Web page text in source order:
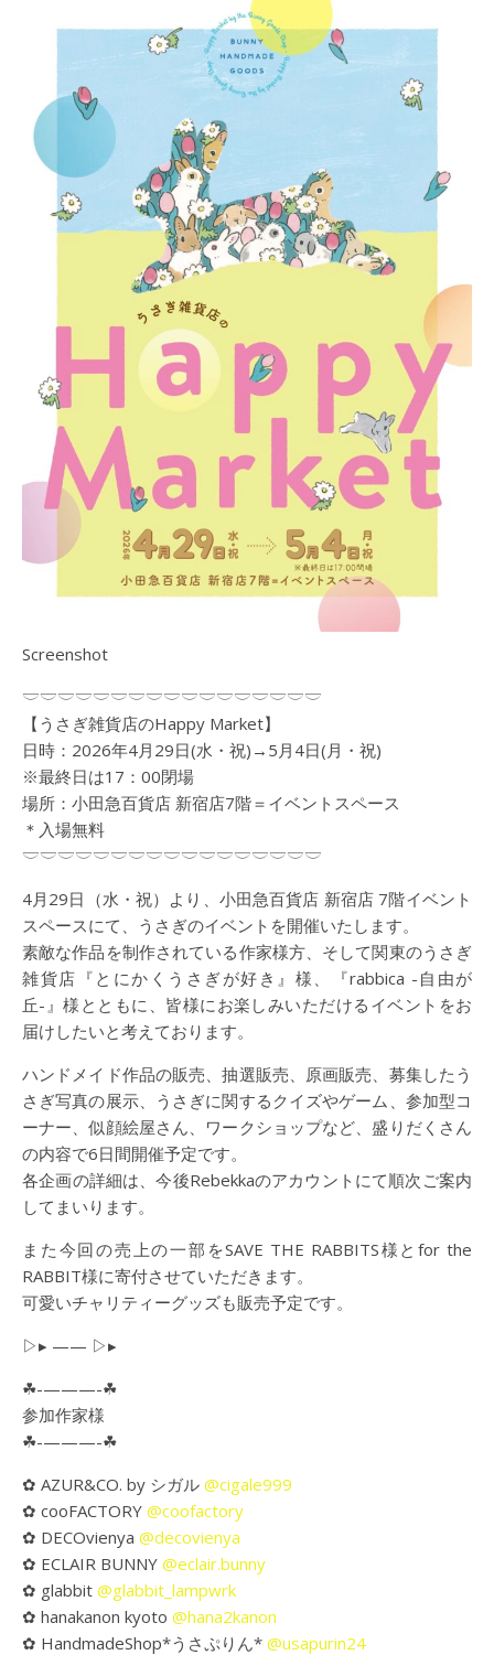
Screenshot
𓎟𓎟𓎟𓎟𓎟𓎟𓎟𓎟𓎟𓎟𓎟𓎟𓎟𓎟𓎟𓎟𓎟
【うさぎ雑貨店のHappy Market】
日時：2026年4月29日(水・祝)→5月4日(月・祝)
※最終日は17：00閉場
場所：小田急百貨店 新宿店7階＝イベントスペース
＊入場無料
𓎟𓎟𓎟𓎟𓎟𓎟𓎟𓎟𓎟𓎟𓎟𓎟𓎟𓎟𓎟𓎟𓎟
4月29日（水・祝）より、小田急百貨店 新宿店 7階イベント
スペースにて、うさぎのイベントを開催いたします。
素敵な作品を制作されている作家様方、そして関東のうさぎ
雑貨店『とにかくうさぎが好き』様、『rabbica -自由が
丘-』様とともに、皆様にお楽しみいただけるイベントをお
届けしたいと考えております。
ハンドメイド作品の販売、抽選販売、原画販売、募集したう
さぎ写真の展示、うさぎに関するクイズやゲーム、参加型コ
ーナー、似顔絵屋さん、ワークショップなど、盛りだくさん
の内容で6日間開催予定です。
各企画の詳細は、今後Rebekkaのアカウントにて順次ご案内
してまいります。
また今回の売上の一部をSAVE THE RABBITS様とfor the
RABBIT様に寄付させていただきます。
可愛いチャリティーグッズも販売予定です。
▷▸ —— ▷▸
☘︎-———-☘︎
参加作家様
☘︎-———-☘︎
✿ AZUR&CO. by シガル @cigale999
✿ cooFACTORY @coofactory
✿ DECOvienya @decovienya
✿ ECLAIR BUNNY @eclair.bunny
✿ glabbit @glabbit_lampwrk
✿ hanakanon kyoto @hana2kanon
✿ HandmadeShop*うさぷりん* @usapurin24